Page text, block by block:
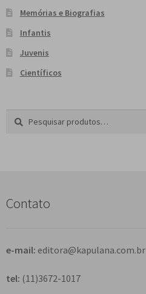
Memórias e Biografias
Infantis
Juvenis
Científicos
Pesquisar
a
Contato
e-mail: editora@kapulana.com.br
tel: (11)3672-1017